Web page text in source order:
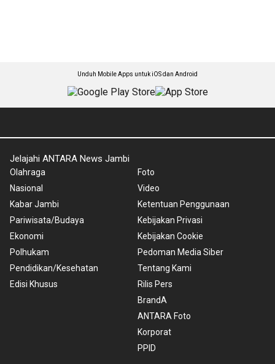
Unduh Mobile Apps untuk iOS dan Android
Jelajahi ANTARA News Jambi
Olahraga
Nasional
Kabar Jambi
Pariwisata/Budaya
Ekonomi
Polhukam
Pendidikan/Kesehatan
Edisi Khusus
Foto
Video
Ketentuan Penggunaan
Kebijakan Privasi
Kebijakan Cookie
Pedoman Media Siber
Tentang Kami
Rilis Pers
BrandA
ANTARA Foto
Korporat
PPID